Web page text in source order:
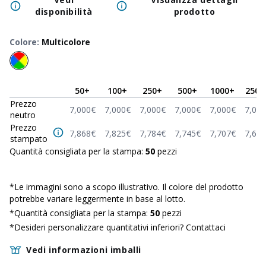
disponibilità
prodotto
Colore: Multicolore
50+ 100+ 250+ 500+ 1000+ 2500
Prezzo
neutro
7,000€ 7,000€ 7,000€ 7,000€ 7,000€ 7,000
Prezzo
stampato
7,868€ 7,825€ 7,784€ 7,745€ 7,707€ 7,601
Quantità consigliata per la stampa: 50 pezzi
*Le immagini sono a scopo illustrativo. Il colore del prodotto
potrebbe variare leggermente in base al lotto.
*Quantità consigliata per la stampa: 50 pezzi
*Desideri personalizzare quantitativi inferiori? Contattaci
Vedi informazioni imballi